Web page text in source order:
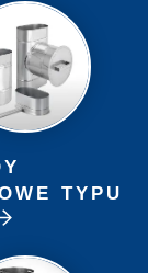
TYPU